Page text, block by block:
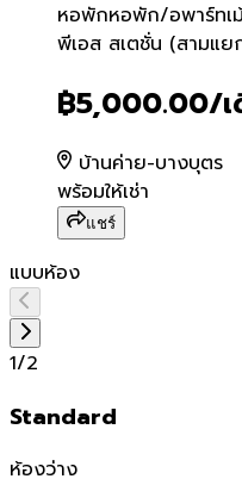
หอพักหอพัก/อพาร์ทเ
พีเอส สเ
พีเอส สเตชั่น (สามแ
฿5,000.00/
บ้านค่าย-บางบุตร
พร้อมให้เช่า
แชร์
แบบห้อง
1/2
Standard
ห้องว่าง